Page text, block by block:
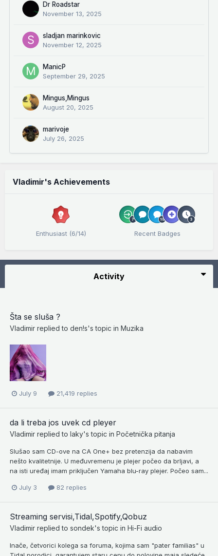
Dr Roadstar
November 13, 2025
sladjan marinkovic
November 12, 2025
ManicP
September 29, 2025
Mingus,Mingus
August 20, 2025
marivoje
July 26, 2025
Vladimir's Achievements
Enthusiast (6/14) Recent Badges
Activity
Šta se sluša ?
Vladimir replied to den!s's topic in Muzika
July 9 21,419 replies
da li treba jos uvek cd pleyer
Vladimir replied to laky's topic in Početnička pitanja
Slušao sam CD-ove na CA One+ bez pretenzija da nabavim
nešto kvalitetnije. U međuvremenu je plejer počeo da brljavi, a
na isti uređaj imam priključen Yamaha blu-ray plejer. Počeo sam...
July 3 82 replies
Streaming servisi,Tidal,Spotify,Qobuz
Vladimir replied to sondek's topic in Hi-Fi audio
Inače, četvorici kolega sa foruma, kojima sam "pater familias" u